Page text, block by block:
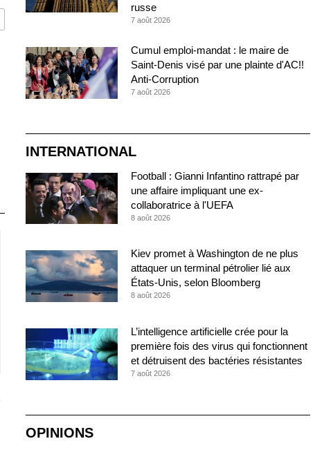
russe
7 août 2026
Cumul emploi-mandat : le maire de
Saint-Denis visé par une plainte d'AC!!
Anti-Corruption
7 août 2026
INTERNATIONAL
Football : Gianni Infantino rattrapé par
une affaire impliquant une ex-
collaboratrice à l'UEFA
8 août 2026
Kiev promet à Washington de ne plus
attaquer un terminal pétrolier lié aux
États-Unis, selon Bloomberg
8 août 2026
L’intelligence artificielle crée pour la
première fois des virus qui fonctionnent
et détruisent des bactéries résistantes
7 août 2026
OPINIONS